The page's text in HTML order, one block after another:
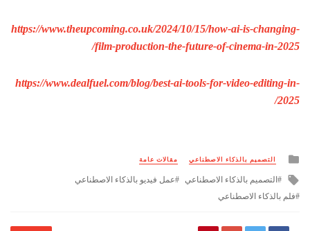
https://www.theupcoming.co.uk/2024/10/15/how-ai-is-changing-
film-production-the-future-of-cinema-in-2025/
https://www.dealfuel.com/blog/best-ai-tools-for-video-editing-in-
2025/
Posted
التصميم بالذكاء الاصطناعي مقالات عامة
Tagged
with
التصميم بالذكاء الاصطناعي
عمل فيديو بالذكاء الاصطناعي
فلم بالذكاء الاصطناعي